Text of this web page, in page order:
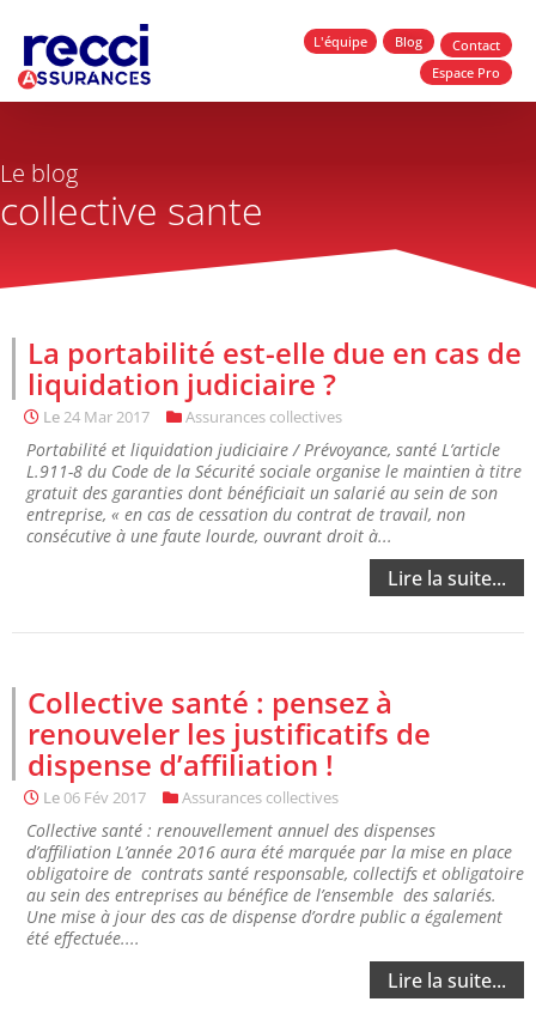
L'équipe Blog
Contact
Espace Pro
Le blog
collective sante
La portabilité est-elle due en cas de
liquidation judiciaire ?
Le24 Mar 2017 Assurances collectives
Portabilité et liquidation judiciaire / Prévoyance, santé L’article
L.911-8 du Code de la Sécurité sociale organise le maintien à titre
gratuit des garanties dont bénéficiait un salarié au sein de son
entreprise, « en cas de cessation du contrat de travail, non
consécutive à une faute lourde, ouvrant droit à...
Lire la suite...
Collective santé : pensez à
renouveler les justificatifs de
dispense d’affiliation !
Le06 Fév 2017 Assurances collectives
Collective santé : renouvellement annuel des dispenses
d’affiliation L’année 2016 aura été marquée par la mise en place
obligatoire de contrats santé responsable, collectifs et obligatoire
au sein des entreprises au bénéfice de l’ensemble des salariés.
Une mise à jour des cas de dispense d’ordre public a également
été effectuée....
Lire la suite...